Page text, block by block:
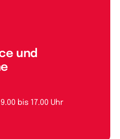
und
bis 17.00 Uhr